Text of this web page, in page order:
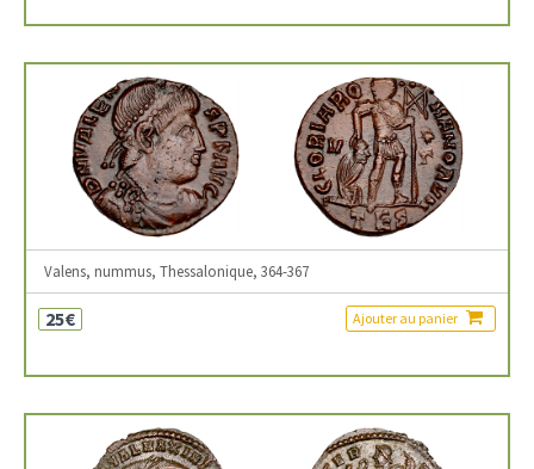
Valens, nummus, Thessalonique, 364-367
25€ Ajouter au panier